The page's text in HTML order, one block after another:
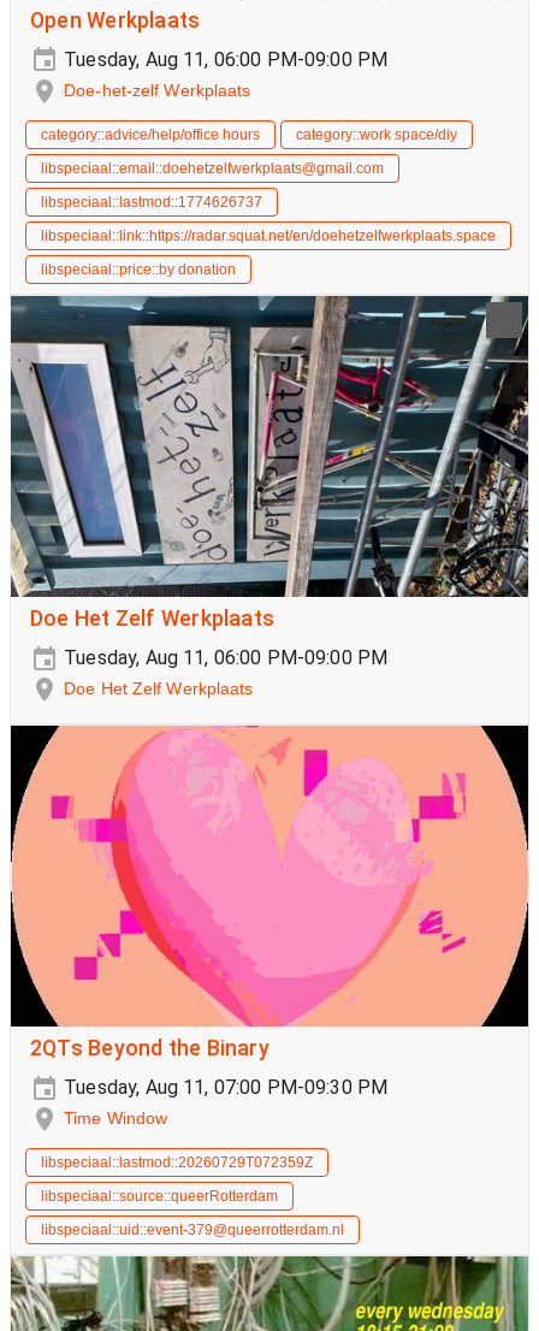
Open Werkplaats
Tuesday, Aug 11, 06:00 PM-09:00 PM
Doe-het-zelf Werkplaats
category::advice/help/office hours
category::work space/diy
libspeciaal::email::doehetzelfwerkplaats@gmail.com
libspeciaal::lastmod::1774626737
libspeciaal::link::https://radar.squat.net/en/doehetzelfwerkplaats.space
libspeciaal::price::by donation
Doe Het Zelf Werkplaats
Tuesday, Aug 11, 06:00 PM-09:00 PM
Doe Het Zelf Werkplaats
2QTs Beyond the Binary
Tuesday, Aug 11, 07:00 PM-09:30 PM
Time Window
libspeciaal::lastmod::20260729T072359Z
libspeciaal::source::queerRotterdam
libspeciaal::uid::event-379@queerrotterdam.nl